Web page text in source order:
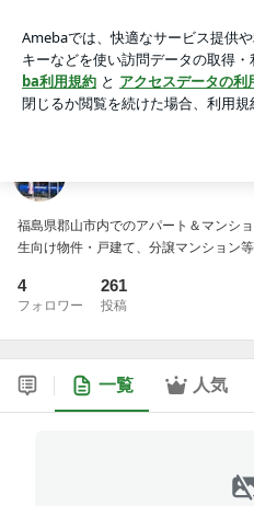
アプリをダウンロードして ブログ
ょう。
福島県郡山市内でのアパート＆マンシ
生向け物件・戸建て、分譲マンション
4
フォロワー
261
投稿
一覧 人気